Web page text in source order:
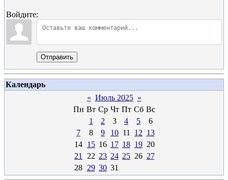
Войдите:
Отправить
Календарь
« Июль 2025 »
Пн Вт Ср Чт Пт Сб Вс
1
2 3 4 5
6
7
8 9 10 11 12 13
14 15 16 17 18 19 20
21
22 23 24 25 26 27
28 29 30 31